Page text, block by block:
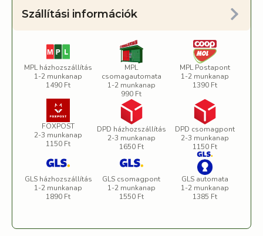
Szállítási információk
MPL házhozszállítás
1-2 munkanap
1490 Ft
MPL
csomagautomata
1-2 munkanap
990 Ft
MPL Postapont
1-2 munkanap
1390 Ft
FOXPOST
2-3 munkanap
1150 Ft
DPD házhozszállítás
2-3 munkanap
1650 Ft
DPD csomagpont
2-3 munkanap
1150 Ft
GLS házhozszállítás
1-2 munkanap
1890 Ft
GLS csomagpont
1-2 munkanap
1550 Ft
GLS automata
1-2 munkanap
1385 Ft